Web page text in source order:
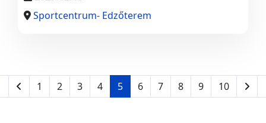
Sportcentrum- Edzőterem
1 2 3 4 5 6 7 8 9 10